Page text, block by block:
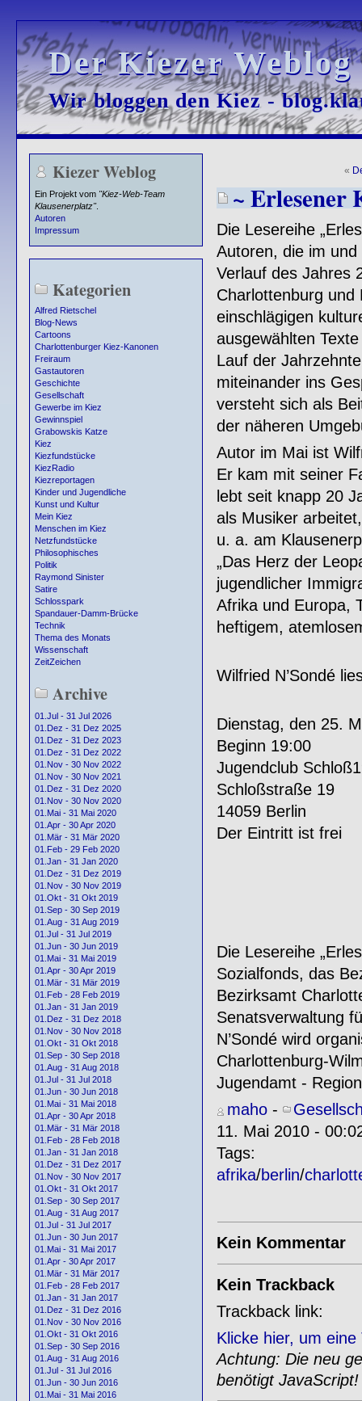
Der Kiezer
Der Kiezer
Wir bloggen den Kiez -
Wir bloggen den Kiez -
Kiezer Weblog
Ein Projekt vom "Kiez-Web-Team
Klausenerplatz".
Autoren
Impressum
Kategorien
Alfred Rietschel
Blog-News
Cartoons
Charlottenburger Kiez-Kanonen
Freiraum
Gastautoren
Geschichte
Gesellschaft
Gewerbe im Kiez
Gewinnspiel
Grabowskis Katze
Kiez
Kiezfundstücke
KiezRadio
Kiezreportagen
Kinder und Jugendliche
Kunst und Kultur
Mein Kiez
Menschen im Kiez
Netzfundstücke
Philosophisches
Politik
Raymond Sinister
Satire
Schlosspark
Spandauer-Damm-Brücke
Technik
Thema des Monats
Wissenschaft
ZeitZeichen
Archive
01.Jul - 31 Jul 2026
01.Dez - 31 Dez 2025
01.Dez - 31 Dez 2023
01.Dez - 31 Dez 2022
01.Nov - 30 Nov 2022
01.Nov - 30 Nov 2021
01.Dez - 31 Dez 2020
01.Nov - 30 Nov 2020
01.Mai - 31 Mai 2020
01.Apr - 30 Apr 2020
01.Mär - 31 Mär 2020
01.Feb - 29 Feb 2020
01.Jan - 31 Jan 2020
01.Dez - 31 Dez 2019
01.Nov - 30 Nov 2019
01.Okt - 31 Okt 2019
01.Sep - 30 Sep 2019
01.Aug - 31 Aug 2019
01.Jul - 31 Jul 2019
01.Jun - 30 Jun 2019
01.Mai - 31 Mai 2019
01.Apr - 30 Apr 2019
01.Mär - 31 Mär 2019
01.Feb - 28 Feb 2019
01.Jan - 31 Jan 2019
01.Dez - 31 Dez 2018
01.Nov - 30 Nov 2018
01.Okt - 31 Okt 2018
01.Sep - 30 Sep 2018
01.Aug - 31 Aug 2018
01.Jul - 31 Jul 2018
01.Jun - 30 Jun 2018
01.Mai - 31 Mai 2018
01.Apr - 30 Apr 2018
01.Mär - 31 Mär 2018
01.Feb - 28 Feb 2018
01.Jan - 31 Jan 2018
01.Dez - 31 Dez 2017
01.Nov - 30 Nov 2017
01.Okt - 31 Okt 2017
01.Sep - 30 Sep 2017
01.Aug - 31 Aug 2017
01.Jul - 31 Jul 2017
01.Jun - 30 Jun 2017
01.Mai - 31 Mai 2017
01.Apr - 30 Apr 2017
01.Mär - 31 Mär 2017
01.Feb - 28 Feb 2017
01.Jan - 31 Jan 2017
01.Dez - 31 Dez 2016
01.Nov - 30 Nov 2016
01.Okt - 31 Okt 2016
01.Sep - 30 Sep 2016
01.Aug - 31 Aug 2016
01.Jul - 31 Jul 2016
01.Jun - 30 Jun 2016
01.Mai - 31 Mai 2016
«
~ Erlesener
Die Lesereihe
Autoren, die im
Verlauf des Jahres
Charlottenburg und
einschlägigen
ausgewählten
Lauf der
miteinander ins
versteht sich als
der näheren
Autor im Mai ist
Er kam mit seiner
lebt seit knapp 20
als Musiker
u. a. am
„Das Herz der
jugendlicher
Afrika und Europa,
heftigem,
Wilfried N’Sondé
Dienstag, den 25.
Beginn 19:00
Jugendclub
Schloßstraße 19
14059 Berlin
Der Eintritt ist frei
Die Lesereihe
Sozialfonds, das
Bezirksamt
Senatsverwaltung
N’Sondé wird
Charlottenburg-
Jugendamt -
maho-
11. Mai 2010 -
Tags:
afrika/berlin/
Kein Kommentar
Kein Trackback
Trackback link:
Klicke hier, um
Achtung: Die neu
benötigt JavaScript!